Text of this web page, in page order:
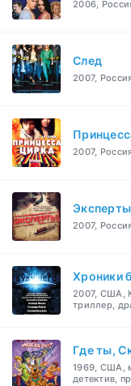
2006,
След
2007,
2007,
Эксперты
2007,
Хроники
2007, США,
триллер,
Где ты,
1969, США,
детектив,